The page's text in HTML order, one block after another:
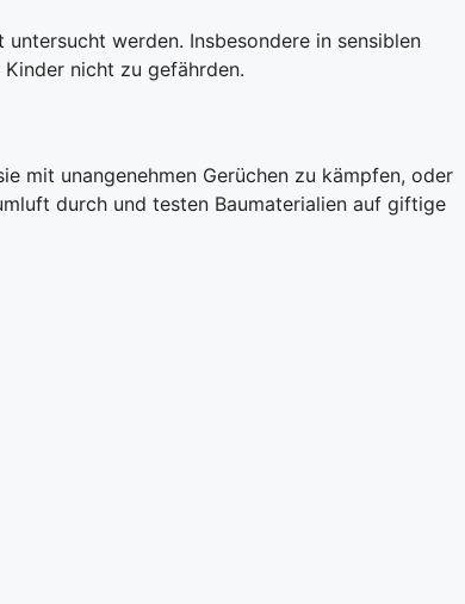
werden. Insbesondere in sensiblen
nicht zu gefährden.
mit unangenehmen Gerüchen zu kämpfen, oder
durch und testen Baumaterialien auf giftige